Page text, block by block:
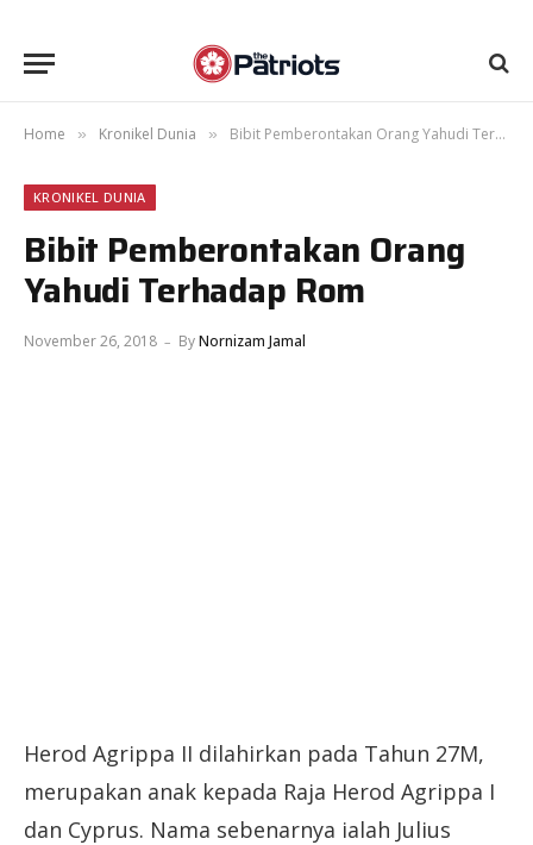
Home » Kronikel Dunia » Bibit Pemberontakan Orang Yahudi Terhadap Rom
KRONIKEL DUNIA
Bibit Pemberontakan Orang
Yahudi Terhadap Rom
November 26, 2018 ByNornizam Jamal
Herod Agrippa II dilahirkan pada Tahun 27M,
merupakan anak kepada Raja Herod Agrippa I
dan Cyprus. Nama sebenarnya ialah Julius